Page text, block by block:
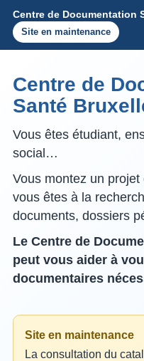
Centre de Documentation
Site en maintenance
Centre de
Santé
Vous êtes étudiant,
social…
Vous montez un
vous êtes à la
documents, dossiers
Le Centre de
peut vous aider à
documentaires
Site en maintenance
La consultation du